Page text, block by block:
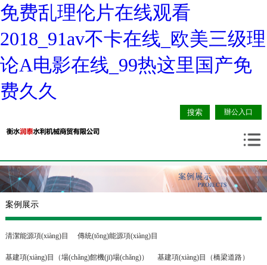
免费乱理伦片在线观看
2018_91av不卡在线_欧美三级理
论A电影在线_99热这里国产免
费久久
辦公入口
案例展示
清潔能源項(xiàng)目 傳統(tǒng)能源項(xiàng)目
基建項(xiàng)目（場(chǎng)館機(jī)場(chǎng)） 基建項(xiàng)目（橋梁道路）